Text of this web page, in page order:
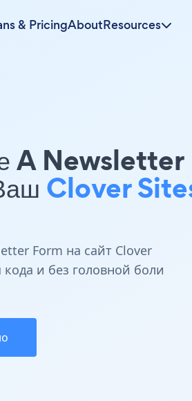
& PricingAboutResources
A Newsletter
Clover
Form на сайт Clover
и без головной боли